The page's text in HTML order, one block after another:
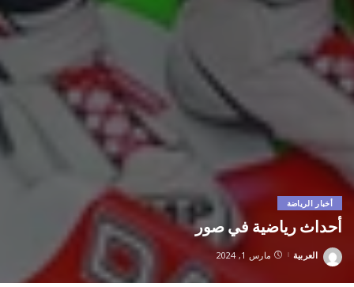
أخبار الرياضة
أحداث رياضية في صور
Posted
العربية مارس 1, 2024